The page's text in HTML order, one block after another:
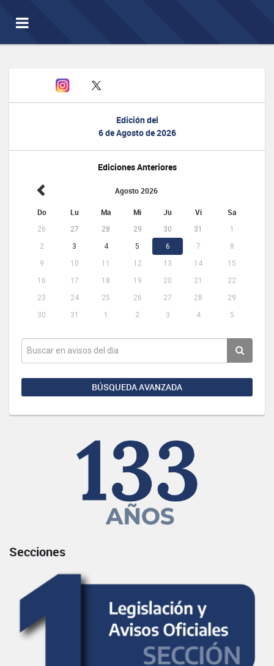
Toggle
navigation
Edición del
6 de Agosto de 2026
Ediciones Anteriores
Agosto 2026
Do Lu Ma Mi Ju Vi Sa
26 27 28 29 30 31
1
2
3 4 5 6 7
8
9
10 11 12 13 14
15
16
17 18 19 20 21
22
23
24 25 26 27 28
29
30
31 1 2 3 4 5
BÚSQUEDA AVANZADA
Secciones